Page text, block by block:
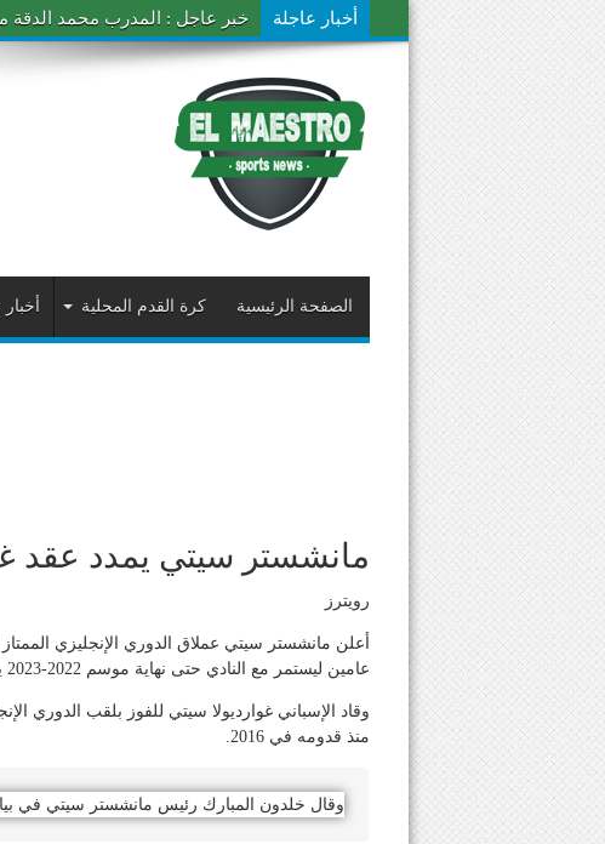
أخبار عاجلة خبر عاجل : المدرب محمد الدقة
الصفحة الرئيسية كرة القدم المحلية
مانشستر سيتي يمدد عقد
رويترز
أعلن مانشستر سيتي عملاق الدوري الإنجليزي
عامين ليستمر مع النادي حتى نهاية موسم 2022-2023 يوم الخميس.
وقاد الإسباني غوارديولا سيتي للفوز بلقب الدوري
منذ قدومه في 2016.
وقال خلدون المبارك رئيس مانشستر سيتي في بيان: